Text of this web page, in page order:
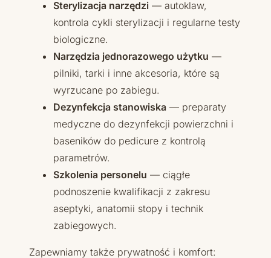
Sterylizacja narzędzi — autoklaw,
kontrola cykli sterylizacji i regularne testy
biologiczne.
Narzędzia jednorazowego użytku —
pilniki, tarki i inne akcesoria, które są
wyrzucane po zabiegu.
Dezynfekcja stanowiska — preparaty
medyczne do dezynfekcji powierzchni i
baseników do pedicure z kontrolą
parametrów.
Szkolenia personelu — ciągłe
podnoszenie kwalifikacji z zakresu
aseptyki, anatomii stopy i technik
zabiegowych.
Zapewniamy także prywatność i komfort: